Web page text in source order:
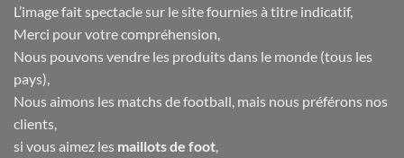
L’image fait spectacle sur le site fournies à titre indicatif,
Merci pour votre compréhension,
Nous pouvons vendre les produits dans le monde (tous les
pays),
Nous aimons les matchs de football, mais nous préférons nos
clients,
si vous aimez les maillots de foot,